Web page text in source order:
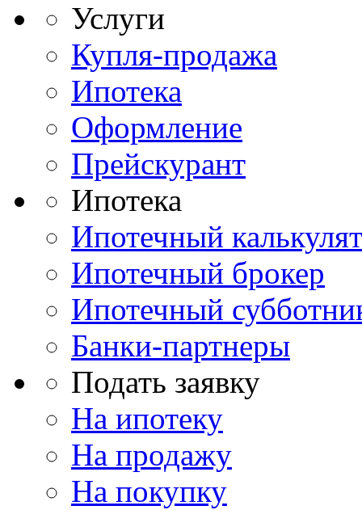
Услуги
Купля-продажа
Ипотека
Оформление
Прейскурант
Ипотека
Ипотечный
Ипотечный брокер
Ипотечный
Банки-партнеры
Подать заявку
На ипотеку
На продажу
На покупку